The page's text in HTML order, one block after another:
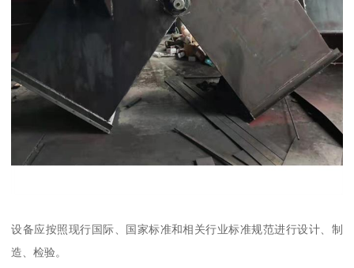
设备应按照现行国际、国家标准和相关行业标准规范进行设计、制
造、检验。